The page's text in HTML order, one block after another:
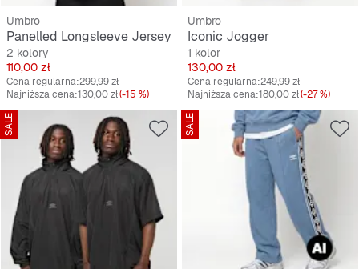
Umbro
Panelled Longsleeve Jersey
2 kolory
Cena
110,00 zł
Cena regularna:299,99 zł
Najniższa cena:130,00 zł(-15 %)
Umbro
Iconic Jogger
1 kolor
Cena
130,00 zł
Cena regularna:249,99 zł
Najniższa cena:180,00 zł(-27 %)
SALE SALE